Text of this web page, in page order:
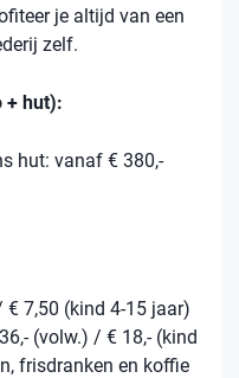
je altijd van een
zelf.
+ hut):
hut: vanaf € 380,-
7,50 (kind 4-15 jaar)
(volw.) / € 18,- (kind
frisdranken en koffie